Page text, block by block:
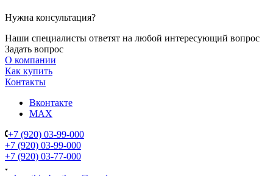
Нужна консультация?
Наши специалисты ответят на любой интересующий вопрос
Задать вопрос
О компании
Как купить
Контакты
Вконтакте
MAX
+7 (920) 03-99-000
+7 (920) 03-99-000
+7 (920) 03-77-000